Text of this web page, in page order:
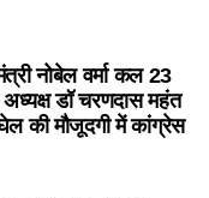
नोबेल वर्मा कल 23
डॉ चरणदास महंत
की मौजूदगी में कांग्रेस